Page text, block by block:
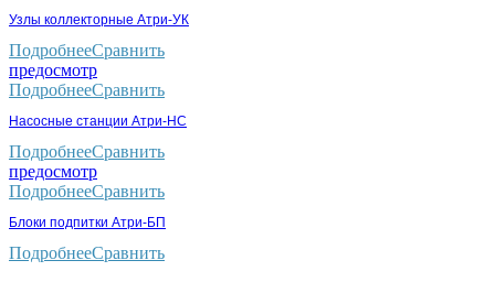
Узлы коллекторные Атри-УК
ПодробнееСравнить
предосмотр
ПодробнееСравнить
Насосные станции Атри-НС
ПодробнееСравнить
предосмотр
ПодробнееСравнить
Блоки подпитки Атри-БП
ПодробнееСравнить